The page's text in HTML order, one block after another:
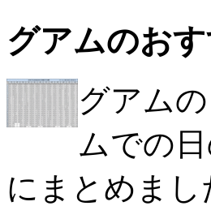
グアムのお
グアム
ムでの
にまとめま